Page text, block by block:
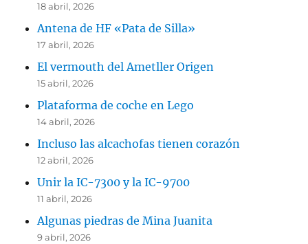
18 abril, 2026
Antena de HF «Pata de Silla»
17 abril, 2026
El vermouth del Ametller Origen
15 abril, 2026
Plataforma de coche en Lego
14 abril, 2026
Incluso las alcachofas tienen corazón
12 abril, 2026
Unir la IC-7300 y la IC-9700
11 abril, 2026
Algunas piedras de Mina Juanita
9 abril, 2026